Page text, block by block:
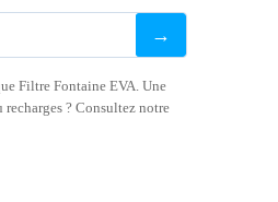
→
Filtre Fontaine EVA. Une
? Consultez notre